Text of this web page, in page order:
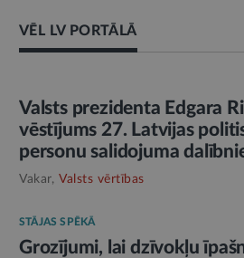
VĒL LV PORTĀLĀ
AMATPERSONAS RUNA
Valsts prezidenta Edgara
vēstījums 27. Latvijas
personu salidojuma
Vakar, Valsts vērtības
STĀJAS SPĒKĀ
Grozījumi, lai dzīvokļu